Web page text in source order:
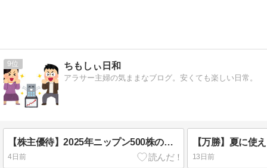
9 ちもしぃ日和
アラサー主婦の気ままなブログ。安くても楽しい日常。
【株主優待】2025年ニップン500株の優待商品の中身を紹介します。
4日前 13日前